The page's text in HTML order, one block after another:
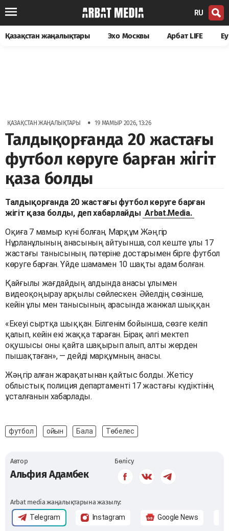
RU
Қазақстан жаңалықтары Эхо Москвы Арбат LIFE
ҚАЗАҚСТАН ЖАҢАЛЫҚТАРЫ • 19 МАМЫР 2026, 13:26
Талдықорғанда 20 жастағы
футбол көруге барған жігіт
қаза болды
Талдықорғанда 20 жастағы футбол көруге барған
жігіт қаза болды, деп хабарлайды Arbat.Media.
Оқиға 7 мамыр күні болған, Марқұм Жәңгір
Нұрланұлының анасының айтуынша, сол кеште ұлы 17
жастағы танысының пәтеріне достарымен бірге футбол
көруге барған. Үйде шамамен 10 шақты адам болған.
Қайғылы жағдайдың алдында анасы ұлымен
видеоқоңырау арқылы сөйлескен. Әйелдің сөзінше,
кейін ұлы мен танысының арасында жанжал шыққан.
«Екеуі сыртқа шыққан. Білгенім бойынша, сөзге келіп
қалып, кейін екі жаққа тараған. Бірақ әлгі мектеп
оқушысы оны қайта шақырып алып, алты жерден
пышақтаған», — дейді марқұмның анасы.
Жәңгір алған жарақатынан қайтыс болды. Жетісу
облыстық полиция департаменті 17 жастағы күдіктінің
ұсталғанын хабарлады.
футбол ойын Бала Төбелес
Автор
Альфия Адамбек
Бөлісу
Arbat media жаңалықтарына жазылу:
Telegram Instagram Google News